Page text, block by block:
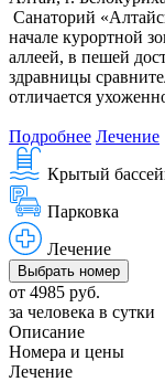
Санаторий
начале курортной
аллеей, в пешей
здравницы
отличается
Подробнее Лечение
Крытый
Парковка
Лечение
Выбрать номер
от 4985 руб.
за человека в сутки
Описание
Номера и цены
Лечение